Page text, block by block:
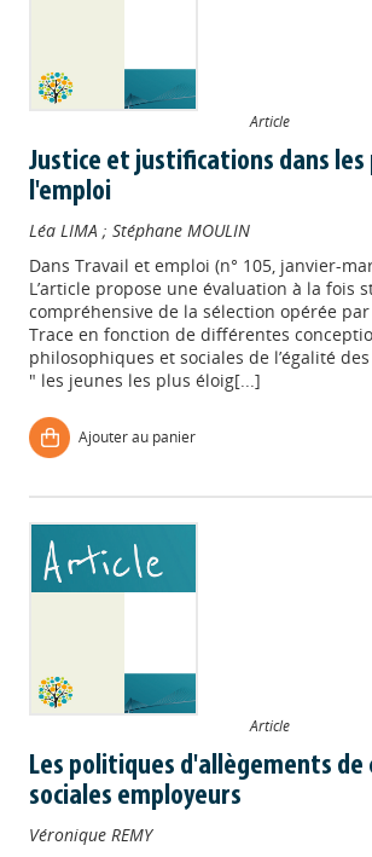
Article
Justice et justifications dans
l'emploi
Léa LIMA ;Stéphane MOULIN
DansTravail et emploi (n° 105, janvier-
L’article propose une évaluation à la fois
compréhensive de la sélection opérée
Trace en fonction de différentes
philosophiques et sociales de l’égalité
" les jeunes les plus éloig[...]
Ajouter au panier
Article
Les politiques d'allègements
sociales employeurs
Véronique REMY